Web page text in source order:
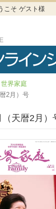
こそ ゲスト様
世界家庭
2月）号
天暦2月）